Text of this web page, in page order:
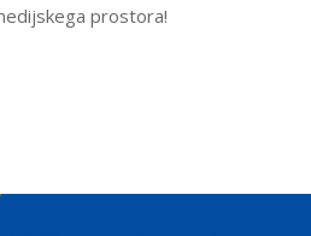
prostora!